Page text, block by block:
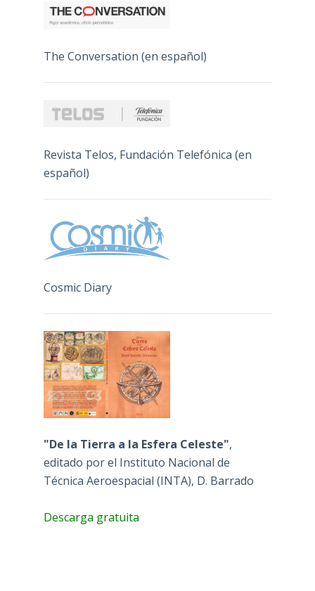
The Conversation (en español)
Revista Telos, Fundación Telefónica (en
español)
Cosmic Diary
"De la Tierra a la Esfera Celeste",
editado por el Instituto Nacional de
Técnica Aeroespacial (INTA), D. Barrado
Descarga gratuita